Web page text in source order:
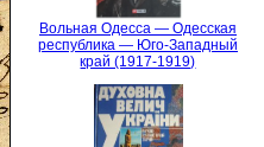
Вольная Одесса — Одесская
республика — Юго-Западный
край (1917-1919)